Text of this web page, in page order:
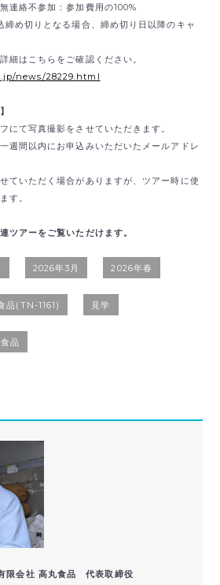
連絡不参加：参加費用の100%
め切りとなる場合、締め切り日以降のキャ
細はこちらをご確認ください。
news/28229.html
にて写真撮影をさせていただきます。
週間以内にお申込みいただいたメールアドレ
ていただく場合がありますが、ツアー時に使
す。
ツアーをご覧いただけます。
2026年3月 2026年春
品(TN-1161) 見学
品
会社 高丸食品 代表取締役